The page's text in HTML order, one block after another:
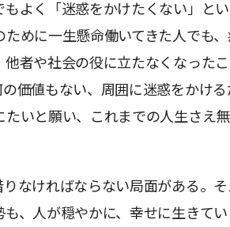
よく「迷惑をかけたくない」と
めに一生懸命働いてきた人でも
者や社会の役に立たなくなった
価値もない、周囲に迷惑をかけ
いと願い、これまでの人生さえ
なければならない局面がある。そ
、人が穏やかに、幸せに生きて